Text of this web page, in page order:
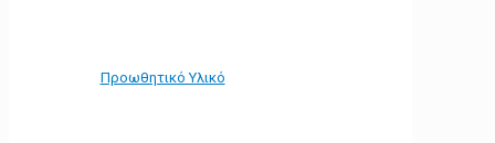
Προωθητικό Υλικό